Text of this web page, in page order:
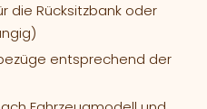
die Rücksitzbank oder
entsprechend der